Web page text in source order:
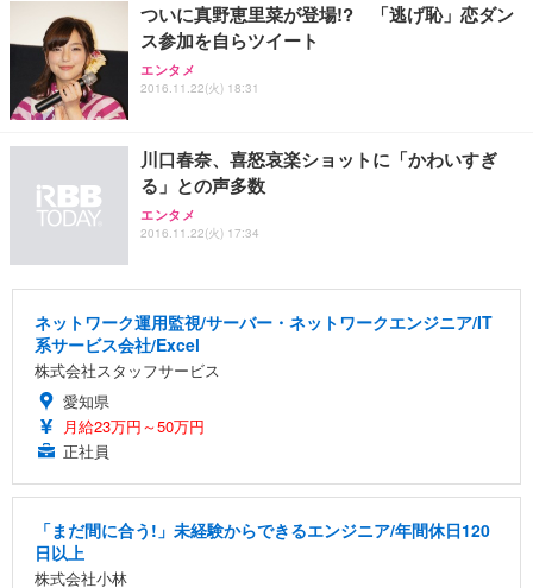
ついに真野恵里菜が登場!? 「逃げ恥」恋ダン
ス参加を自らツイート
エンタメ
2016.11.22(火) 18:31
川口春奈、喜怒哀楽ショットに「かわいすぎ
る」との声多数
エンタメ
2016.11.22(火) 17:34
ネットワーク運用監視/サーバー・ネットワークエンジニア/IT
系サービス会社/Excel
株式会社スタッフサービス
愛知県
月給23万円～50万円
正社員
「まだ間に合う!」未経験からできるエンジニア/年間休日120
日以上
株式会社小林